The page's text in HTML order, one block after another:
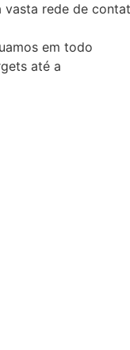
rede de
em todo
até a